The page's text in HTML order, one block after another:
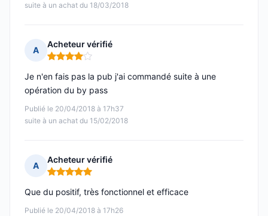
suite à un achat du 18/03/2018
A
Acheteur vérifié
Note : 4 sur 5
Publié le 20/04/2018 à 17h37
suite à un achat du 15/02/2018
Je n'en fais pas la pub j'ai commandé suite à une
opération du by pass
A
Acheteur vérifié
Note : 5 sur 5
Publié le 20/04/2018 à 17h26
Que du positif, très fonctionnel et efficace